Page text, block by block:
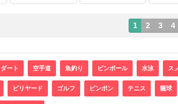
1 2 3 4
ダート 空手道 魚釣り ピンボール 水泳 ス
ビリヤード ゴルフ ピンポン テニス 籠球